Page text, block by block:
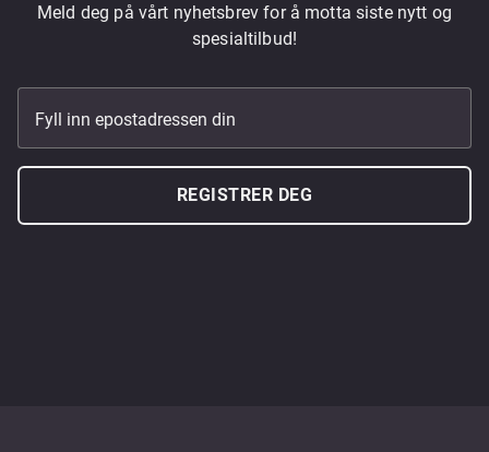
Meld deg på vårt nyhetsbrev for å motta siste nytt og
spesialtilbud!
Fyll inn epostadressen din
REGISTRER DEG